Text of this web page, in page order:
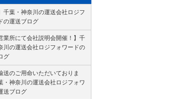
千葉・神奈川の運送会社ロジフ
の運送ブログ
業所にて会社説明会開催！】千
川の運送会社ロジフォワードの
グ
送のご用命いただいておりま
・神奈川の運送会社ロジフォワ
送ブログ